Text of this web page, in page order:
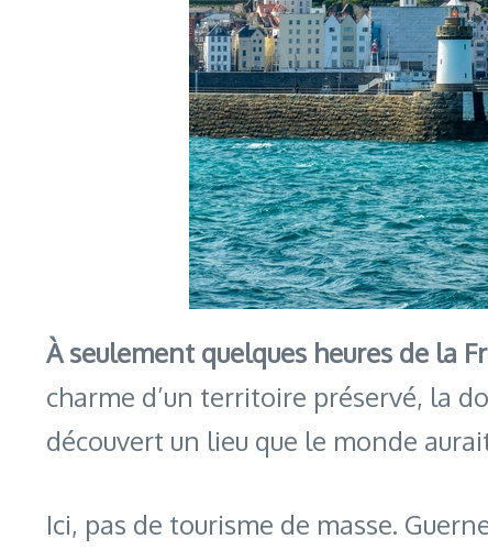
À seulement quelques heures de la
charme d’un territoire préservé, la
découvert un lieu que le monde
Ici, pas de tourisme de masse.